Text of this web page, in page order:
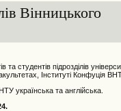
Вінницького
студентів підрозділів
Інституті Конфуція
українська та англійська.